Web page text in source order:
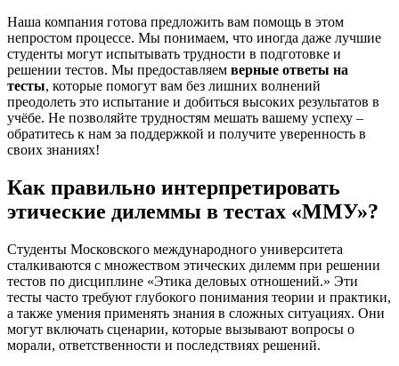
Наша компания готова предложить вам помощь в этом
непростом процессе. Мы понимаем, что иногда даже лучшие
студенты могут испытывать трудности в подготовке и
решении тестов. Мы предоставляем верные ответы на
тесты, которые помогут вам без лишних волнений
преодолеть это испытание и добиться высоких результатов в
учёбе. Не позволяйте трудностям мешать вашему успеху –
обратитесь к нам за поддержкой и получите уверенность в
своих знаниях!
Как правильно интерпретировать
этические дилеммы в тестах «ММУ»?
Студенты Московского международного университета
сталкиваются с множеством этических дилемм при решении
тестов по дисциплине «Этика деловых отношений.» Эти
тесты часто требуют глубокого понимания теории и практики,
а также умения применять знания в сложных ситуациях. Они
могут включать сценарии, которые вызывают вопросы о
морали, ответственности и последствиях решений.